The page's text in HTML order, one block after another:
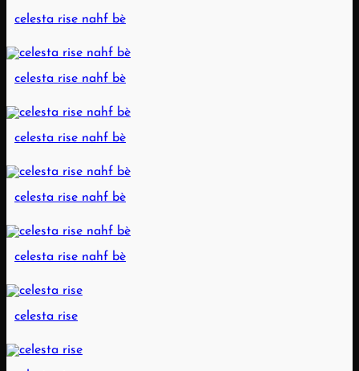
celesta rise nahf bè
celesta rise nahf bè
celesta rise nahf bè
celesta rise nahf bè
celesta rise nahf bè
celesta rise